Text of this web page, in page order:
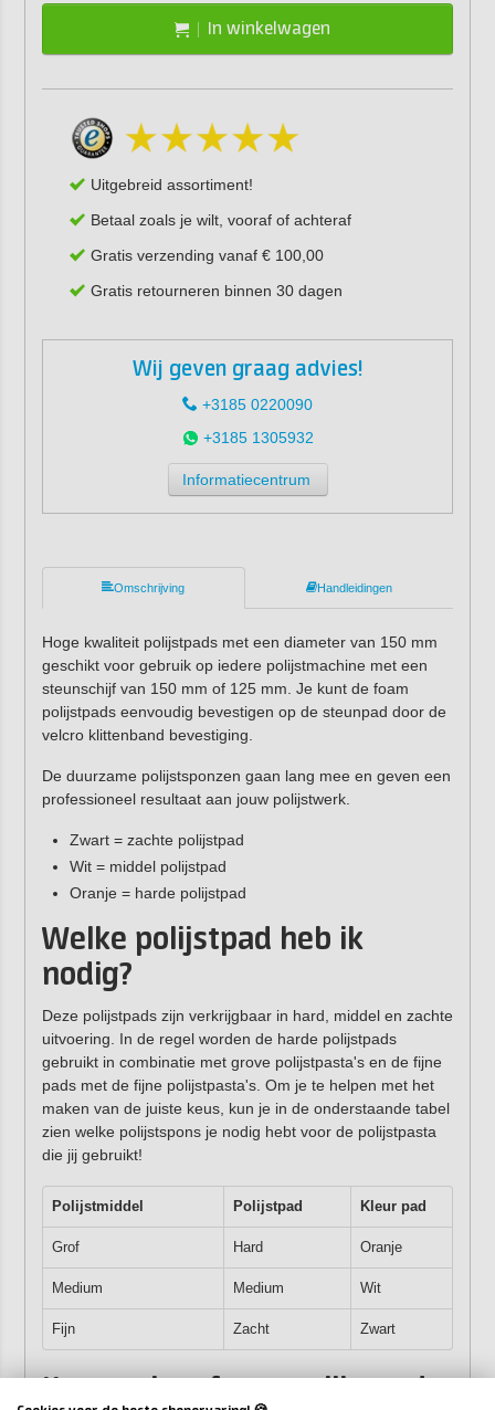
In winkelwagen
Uitgebreid assortiment!
Betaal zoals je wilt, vooraf of achteraf
Gratis verzending vanaf € 100,00
Gratis retourneren binnen 30 dagen
Wij geven graag advies!
+3185 0220090
+3185 1305932
Informatiecentrum
Omschrijving Handleidingen
Hoge kwaliteit polijstpads met een diameter van 150 mm
geschikt voor gebruik op iedere polijstmachine met een
steunschijf van 150 mm of 125 mm. Je kunt de foam
polijstpads eenvoudig bevestigen op de steunpad door de
velcro klittenband bevestiging.
De duurzame polijstsponzen gaan lang mee en geven een
professioneel resultaat aan jouw polijstwerk.
Zwart = zachte polijstpad
Wit = middel polijstpad
Oranje = harde polijstpad
Welke polijstpad heb ik
nodig?
Deze polijstpads zijn verkrijgbaar in hard, middel en zachte
uitvoering. In de regel worden de harde polijstpads
gebruikt in combinatie met grove polijstpasta's en de fijne
pads met de fijne polijstpasta's. Om je te helpen met het
maken van de juiste keus, kun je in de onderstaande tabel
zien welke polijstspons je nodig hebt voor de polijstpasta
die jij gebruikt!
Polijstmiddel Polijstpad Kleur pad
Grof Hard Oranje
Medium Medium Wit
Fijn Zacht Zwart
Kenmerken foam polijstpads